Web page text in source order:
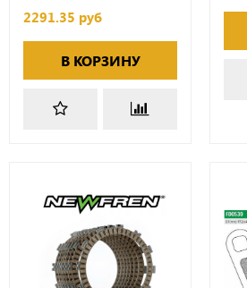
2291.35 руб
В КОРЗИНУ